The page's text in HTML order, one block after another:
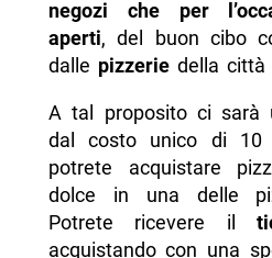
negozi che per
aperti, del buon cibo
dalle pizzeriedella città
A tal proposito ci sarà
dal costo unico di 10
potrete acquistare
dolce in una delle
Potrete ricevere il
acquistando con una